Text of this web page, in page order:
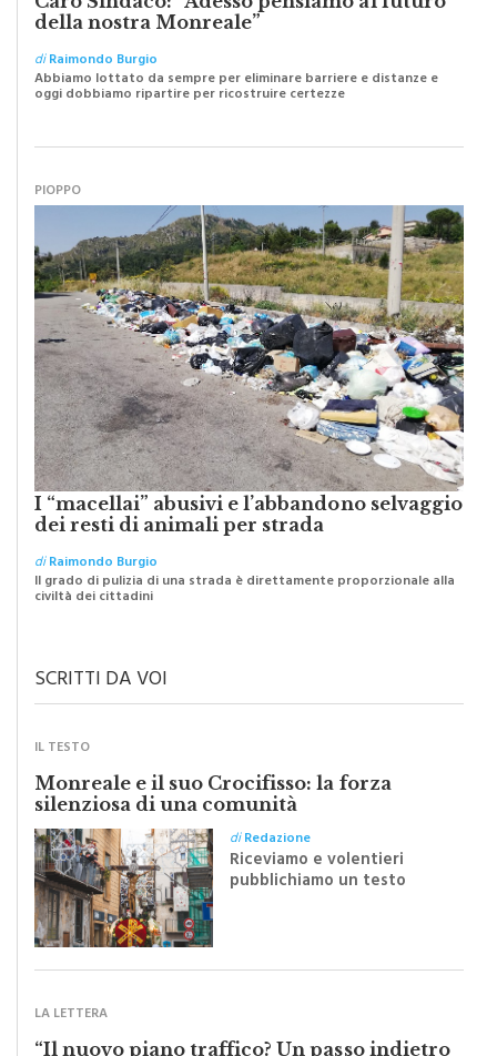
diRaimondo Burgio
Abbiamo lottato da sempre per eliminare barriere e distanze e
oggi dobbiamo ripartire per ricostruire certezze
I “macellai” abusivi e l’abbandono selvaggio
dei resti di animali per strada
diRaimondo Burgio
Il grado di pulizia di una strada è direttamente proporzionale alla
civiltà dei cittadini
Monreale e il suo Crocifisso: la forza
silenziosa di una comunità
diRedazione
Riceviamo e volentieri
pubblichiamo un testo
inviato dalla scrittrice
monrealese Mariella
“Il nuovo piano traffico? Un passo indietro
di dieci anni”